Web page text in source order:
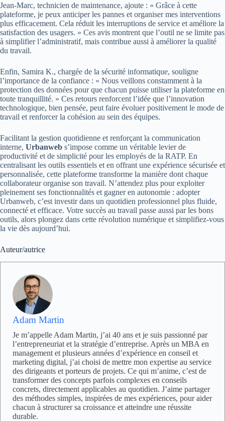
Jean-Marc, technicien de maintenance, ajoute : « Grâce à cette
plateforme, je peux anticiper les pannes et organiser mes interventions
plus efficacement. Cela réduit les interruptions de service et améliore la
satisfaction des usagers. » Ces avis montrent que l’outil ne se limite pas
à simplifier l’administratif, mais contribue aussi à améliorer la qualité
du travail.
Enfin, Samira K., chargée de la sécurité informatique, souligne
l’importance de la confiance : « Nous veillons constamment à la
protection des données pour que chacun puisse utiliser la plateforme en
toute tranquillité. » Ces retours renforcent l’idée que l’innovation
technologique, bien pensée, peut faire évoluer positivement le mode de
travail et renforcer la cohésion au sein des équipes.
Facilitant la gestion quotidienne et renforçant la communication
interne, Urbanweb s’impose comme un véritable levier de
productivité et de simplicité pour les employés de la RATP. En
centralisant les outils essentiels et en offrant une expérience sécurisée et
personnalisée, cette plateforme transforme la manière dont chaque
collaborateur organise son travail. N’attendez plus pour exploiter
pleinement ses fonctionnalités et gagner en autonomie : adopter
Urbanweb, c’est investir dans un quotidien professionnel plus fluide,
connecté et efficace. Votre succès au travail passe aussi par les bons
outils, alors plongez dans cette révolution numérique et simplifiez-vous
la vie dès aujourd’hui.
Auteur/autrice
Adam Martin
Je m’appelle Adam Martin, j’ai 40 ans et je suis passionné par
l’entrepreneuriat et la stratégie d’entreprise. Après un MBA en
management et plusieurs années d’expérience en conseil et
marketing digital, j’ai choisi de mettre mon expertise au service
des dirigeants et porteurs de projets. Ce qui m’anime, c’est de
transformer des concepts parfois complexes en conseils
concrets, directement applicables au quotidien. J’aime partager
des méthodes simples, inspirées de mes expériences, pour aider
chacun à structurer sa croissance et atteindre une réussite
durable.